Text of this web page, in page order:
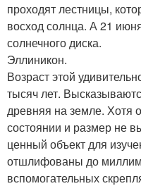
проходят лестницы,
восход солнца. А 21
солнечного диска.
Эллиникон.
Возраст этой
тысяч лет.
древняя на земле. Хотя
состоянии и размер не
ценный объект для
отшлифованы до
вспомогательных